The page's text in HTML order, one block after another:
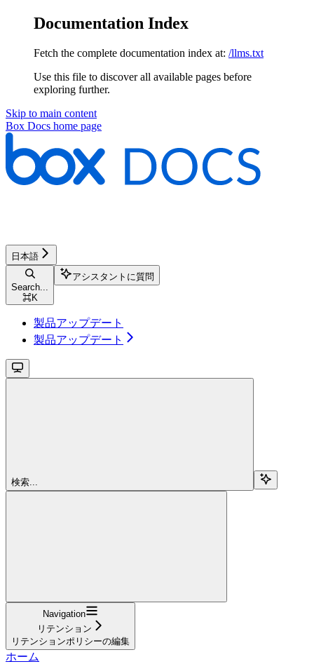
Documentation Index
Fetch the complete documentation index at: /llms.txt
Use this file to discover all available pages before
exploring further.
Skip to main content
Box Docs home page
日本語
Search...
⌘K
アシスタントに質問
製品アップデート
製品アップデート
検索...
Navigation
リテンション
リテンションポリシーの編集
ホーム